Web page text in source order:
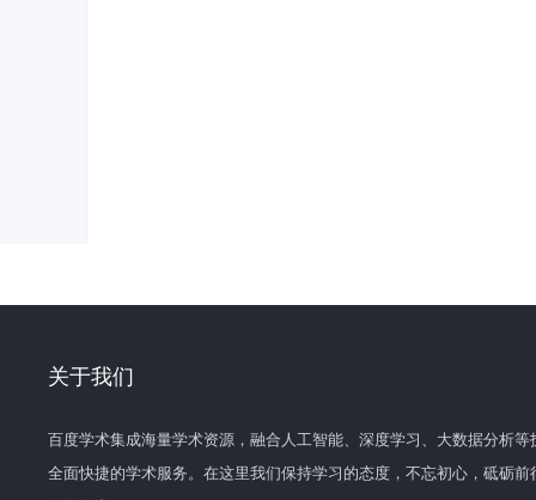
关于我们
百度学术集成海量学术资源，融合人工智能、深度学习、大数据分析
全面快捷的学术服务。在这里我们保持学习的态度，不忘初心，砥砺前